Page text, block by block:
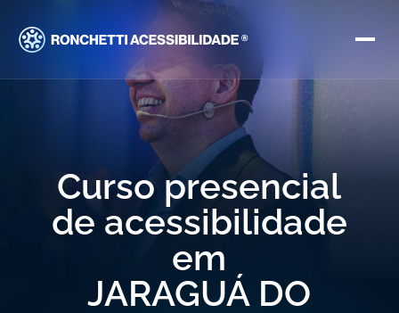
Curso presencial
de acessibilidade
em
JARAGUÁ DO